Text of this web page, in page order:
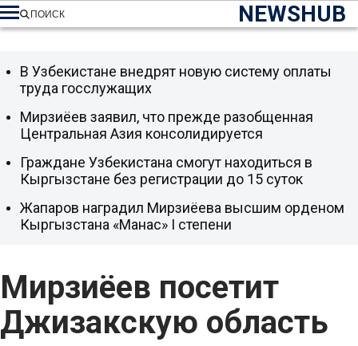
NEWSHUB
ПОИСК
Мирзиёев посетит
Джизакскую область
В Узбекистане внедрят новую систему оплаты
труда госслужащих
Мирзиёев заявил, что прежде разобщенная
Центральная Азия консолидируется
Граждане Узбекистана смогут находиться в
Кыргызстане без регистрации до 15 суток
Жапаров наградил Мирзиёева высшим орденом
Кыргызстана «Манас» I степени